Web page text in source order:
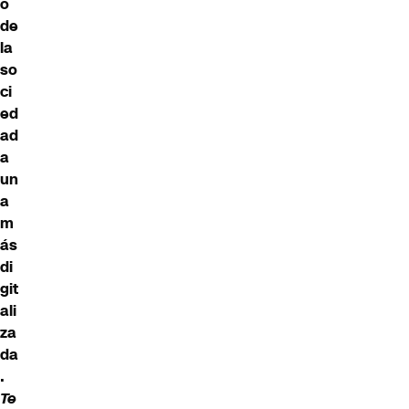
de
la
so
ci
ed
ad
a
un
a
m
ás
di
git
ali
za
da
.
Te